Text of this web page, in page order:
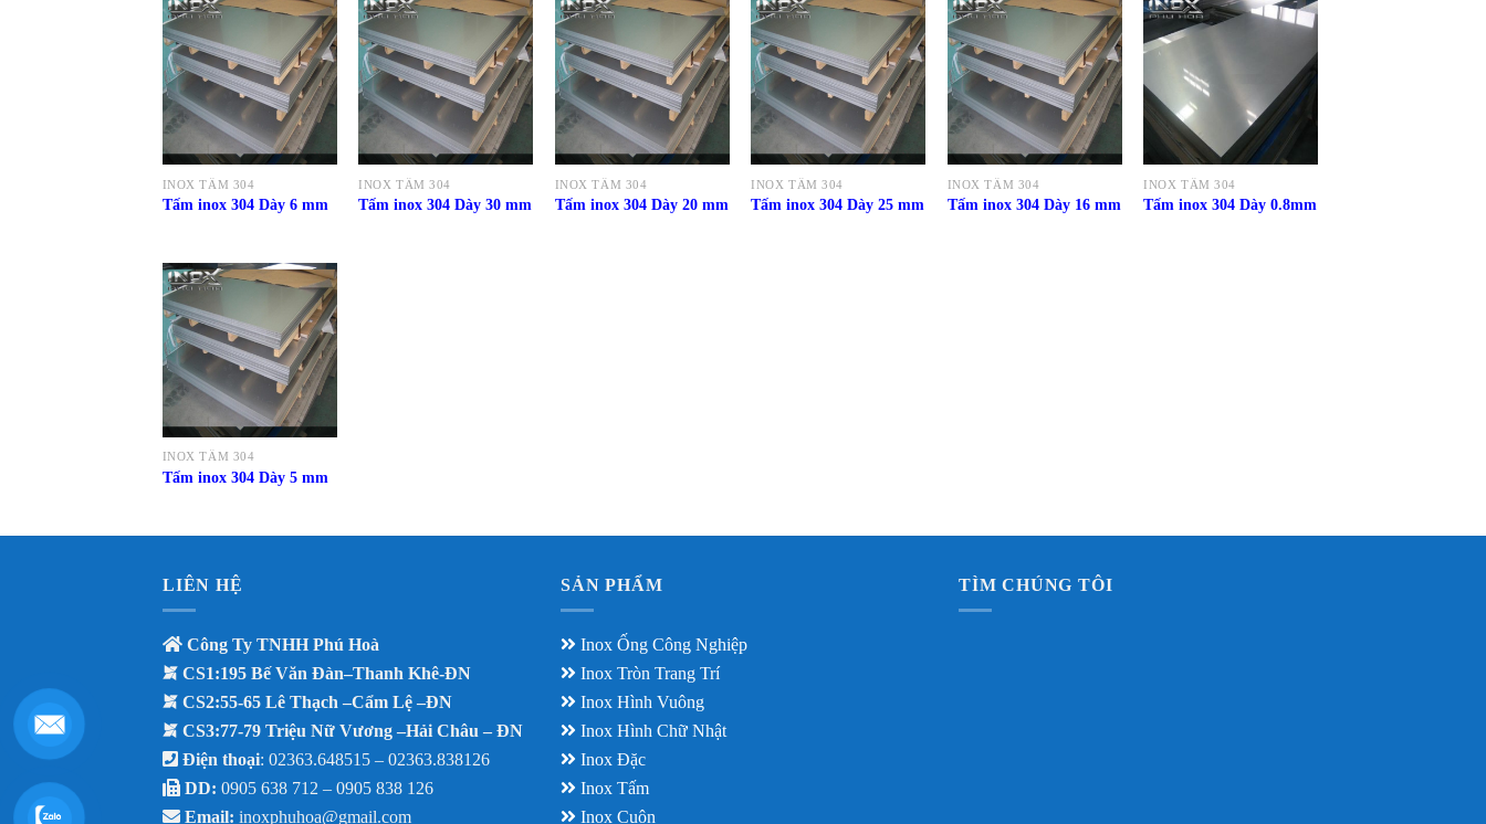
INOX TẤM 304
Tấm inox 304 Dày 6 mm
INOX TẤM 304
Tấm inox 304 Dày 30 mm
INOX TẤM 304
Tấm inox 304 Dày 20 mm
INOX TẤM 304
Tấm inox 304 Dày 25 mm
INOX TẤM 304
Tấm inox 304 Dày 16 mm
INOX TẤM 304
Tấm inox 304 Dày 0.8mm
INOX TẤM 304
Tấm inox 304 Dày 5 mm
LIÊN HỆ
Công Ty TNHH Phú Hoà
CS1:195 Bế Văn Đàn–Thanh Khê-ĐN
CS2:55-65 Lê Thạch –Cẩm Lệ –ĐN
CS3:77-79 Triệu Nữ Vương –Hải Châu – ĐN
Điện thoại: 02363.648515 – 02363.838126
DD: 0905 638 712 – 0905 838 126
Email: inoxphuhoa@gmail.com
SẢN PHẨM
Inox Ống Công Nghiệp
Inox Tròn Trang Trí
Inox Hình Vuông
Inox Hình Chữ Nhật
Inox Đặc
Inox Tấm
Inox Cuộn
TÌM CHÚNG TÔI